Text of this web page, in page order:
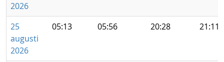
2026
25
augusti
2026
05:13 05:56 20:28 21:11